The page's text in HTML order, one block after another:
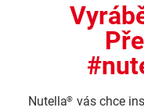
Nutella® vás chce